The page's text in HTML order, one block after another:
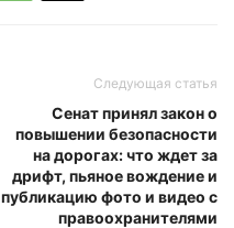
Следующая статья
Сенат принял закон о
повышении безопасности
на дорогах: что ждет за
дрифт, пьяное вождение и
публикацию фото и видео с
правоохранителями